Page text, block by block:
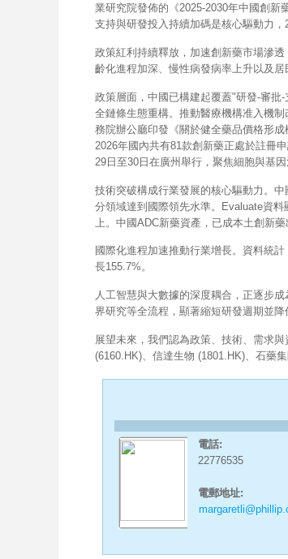
業研究院發佈的《2025-2030年中國創新
支持與研發投入持續加碼是核心驅動力
政策紅利持續釋放，加速創新藥市場滲
齡化進程加深、慢性病發病率上升以及
政策層面，中國已構建起覆蓋"研發-審批
全鏈條生態重構。推動醫療機構准入機
務院辦公廳印發《關於健全藥品價格形
2026年國內共有81款創新藥正處於註冊
29日至30日在廣州舉行，聚焦細胞與基
技術突破構成行業發展的核心驅動力。
分領域達到國際領先水準。Evaluate資
上。中國ADC新藥資產，已成本土創新藥
國際化進程加速推動行業增長。資料統
長155.7%。
人工智慧與大數據的深度耦合，正逐步
界研究等全流程，顯著縮短研發週期並降
展望未來，我們認為政策、技術、需求
(6160.HK)、信達生物 (1801.HK)、石藥
電話:
22776535
電郵地址: